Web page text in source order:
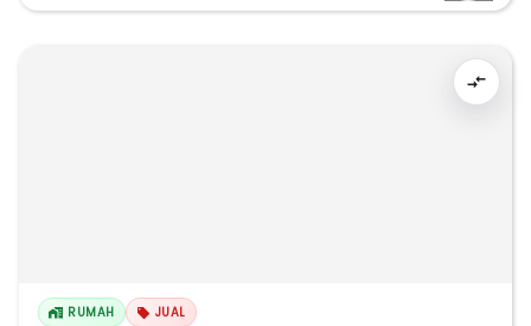
RUMAH JUAL